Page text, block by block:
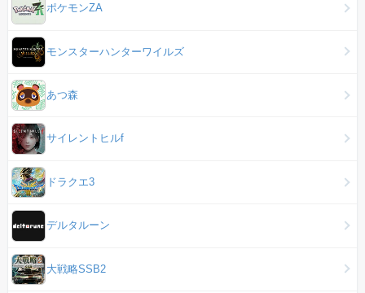
ポケモンZA
モンスターハンターワイルズ
あつ森
サイレントヒルf
ドラクエ3
デルタルーン
大戦略SSB2